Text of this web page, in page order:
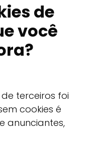
de
você
terceiros foi
cookies é
anunciantes,